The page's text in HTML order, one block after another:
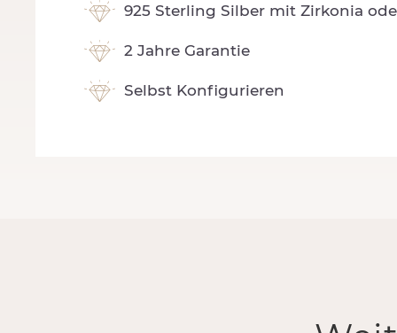
925 Sterling Silber mit Zirkonia
2 Jahre Garantie
Selbst Konfigurieren